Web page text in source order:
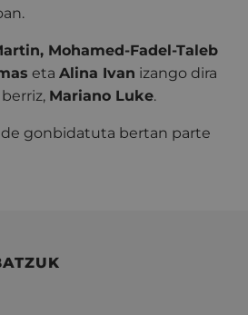
Mohamed-Fadel-Taleb
eta Alina Ivan izango dira
Mariano Luke.
gonbidatuta bertan parte